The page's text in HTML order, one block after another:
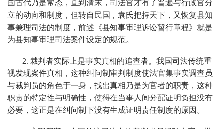
国古代乃是常态，直到清末，司法官才有了普遍与行政官分
立的动向和制度，但转自民国，袁氏把持天下，又恢复县知
事兼理司法的制度，前述《县知事审理诉讼暂行章程》就是
为县知事审理司法案件设定的规范。
2. 裁判者实际上是事实真相的追查者。我国司法传统重
视发现案件真相，这种纠问制审判制度使法官集事实调查员
与裁判员的角色于一身，找出真相乃是为官者的职责，这种
职责的特定性与明确性，使得在当事人间分配证明负担没有
必要，这正是在纠问制下没有生成证明责任制度的原因。